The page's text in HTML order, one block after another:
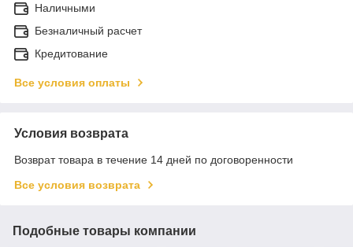
Наличными
Безналичный расчет
Кредитование
Все условия оплаты
Условия возврата
Возврат товара в течение 14 дней по договоренности
Все условия возврата
Подобные товары компании